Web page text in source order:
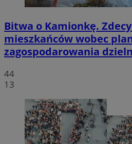
Bitwa o Kamionkę.
mieszkańców wobec
zagospodarowania
44
13